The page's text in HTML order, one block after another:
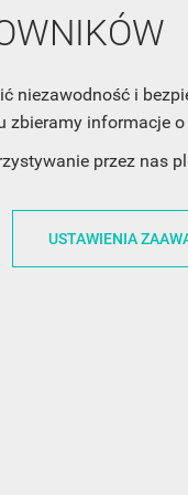
niezawodność i
informacje
przez nas
USTAWIENIA
OBSŁUGA
ZWROTY I
PŁATNOŚCI I
ŚLEDZENIE
FAQ